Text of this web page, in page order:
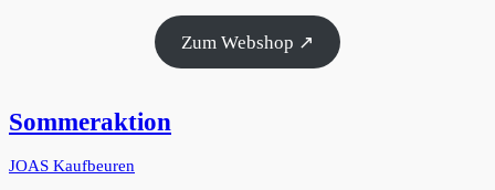
Zum Webshop ↗
Sommeraktion
JOAS Kaufbeuren